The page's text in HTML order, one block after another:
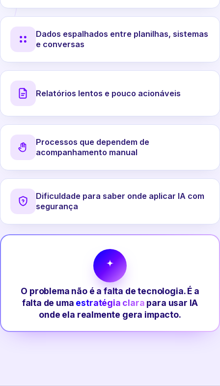
Dados espalhados entre planilhas, sistemas
e conversas
Relatórios lentos e pouco acionáveis
Processos que dependem de
acompanhamento manual
Dificuldade para saber onde aplicar IA com
segurança
O problema não é a falta de tecnologia. É a
falta de uma estratégia clara para usar IA
onde ela realmente gera impacto.